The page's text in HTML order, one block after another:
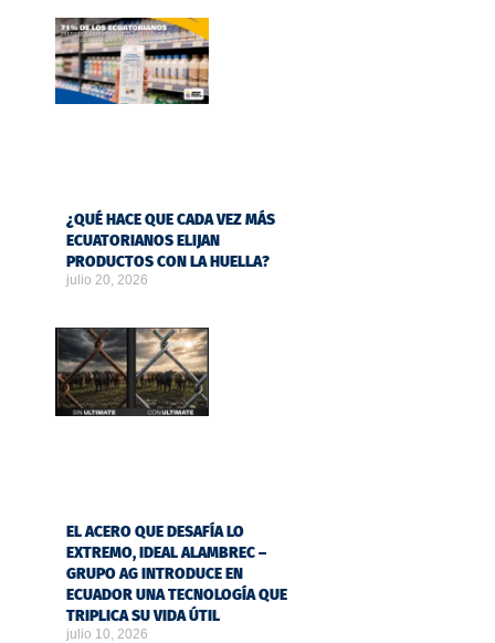
¿QUÉ HACE QUE CADA VEZ MÁS
ECUATORIANOS ELIJAN
PRODUCTOS CON LA HUELLA?
julio 20, 2026
EL ACERO QUE DESAFÍA LO
EXTREMO, IDEAL ALAMBREC –
GRUPO AG INTRODUCE EN
ECUADOR UNA TECNOLOGÍA QUE
TRIPLICA SU VIDA ÚTIL
julio 10, 2026